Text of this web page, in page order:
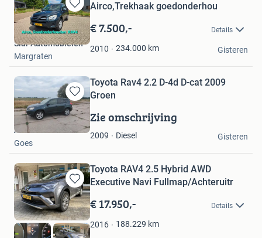
Bewaren
in
Mijn
Favorieten
Airco,Trekhaak goedonderhou
€ 7.500,- Details
2010 234.000 km
Siar Automobielen
Margraten
Gisteren
Bewaren
in
Mijn
Favorieten
Toyota Rav4 2.2 D-4d D-cat 2009
Groen
Zie omschrijving
2009 Diesel
Arnold
Goes
Gisteren
Bewaren
in
Mijn
Favorieten
Toyota RAV4 2.5 Hybrid AWD
Executive Navi Fullmap/Achteruitr
€ 17.950,- Details
2016 188.229 km